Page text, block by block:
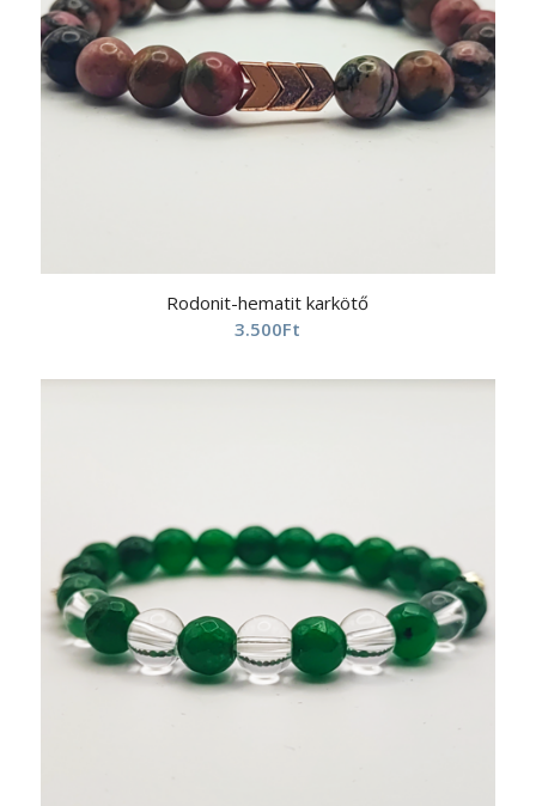
Rodonit-hematit karkötő
3.500Ft